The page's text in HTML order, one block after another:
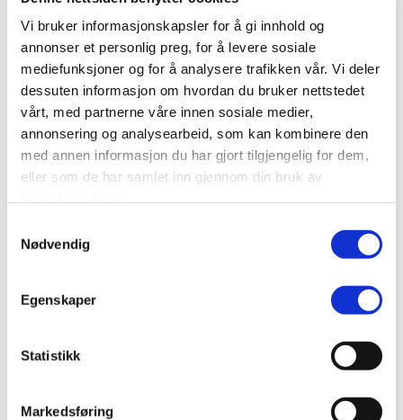
Vi bruker informasjonskapsler for å gi innhold og
annonser et personlig preg, for å levere sosiale
mediefunksjoner og for å analysere trafikken vår. Vi deler
dessuten informasjon om hvordan du bruker nettstedet
vårt, med partnerne våre innen sosiale medier,
annonsering og analysearbeid, som kan kombinere den
med annen informasjon du har gjort tilgjengelig for dem,
eller som de har samlet inn gjennom din bruk av
Nødvendig
Egenskaper
Statistikk
Markedsføring
Strömförbrukning:—
Omgivningstemp.:-20°C till +50°C
Skyddsklass (inomhus/utomhus): IP52/IP54
Automatisk sommar/vintertid.:Ja
Strömförsörjning:
Strömförbrukning: